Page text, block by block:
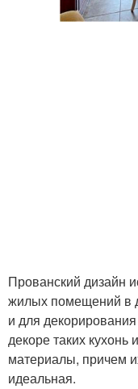
Прованский дизайн
жилых помещений в
и для
декоре таких
материалы, причем
идеальная.